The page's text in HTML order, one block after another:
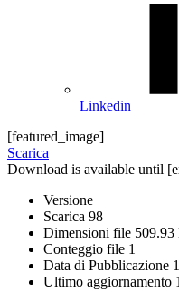
Linkedin
[featured_image]
Scarica
Download is available until
Versione
Scarica 98
Dimensioni file
Conteggio file 1
Data di Pubblicazione
Ultimo aggiornamento